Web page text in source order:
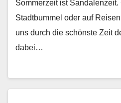
Som­merzeit ist
Stadt­bum­mel oder auf
uns durch die schön­ste Zeit
dabei…